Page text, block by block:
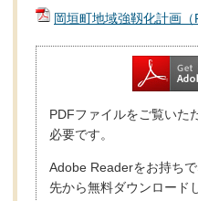
岡垣町地域強靱化計画（
PDFファイルをご覧いた
必要です。
Adobe Readerをお持ち
先から無料ダウンロード